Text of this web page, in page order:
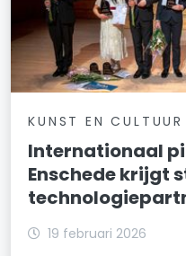
KUNST EN CULTUUR
Internationaal
Enschede krijgt
19 februari 2026